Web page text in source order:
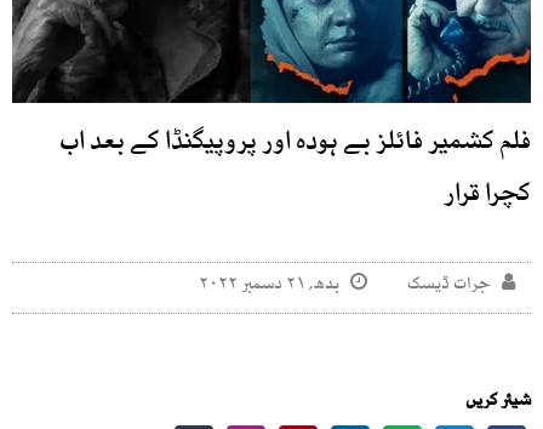
فلم کشمیر فائلز بے ہودہ اور پروپیگنڈا کے بعد اب
کچرا قرار
جرات ڈیسک بدھ, ۲۱ دسمبر ۲۰۲۲
شیئر کریں